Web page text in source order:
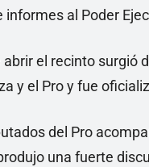
informes al Poder
abrir el recinto surgió
y el Pro y fue
del Pro
una fuerte